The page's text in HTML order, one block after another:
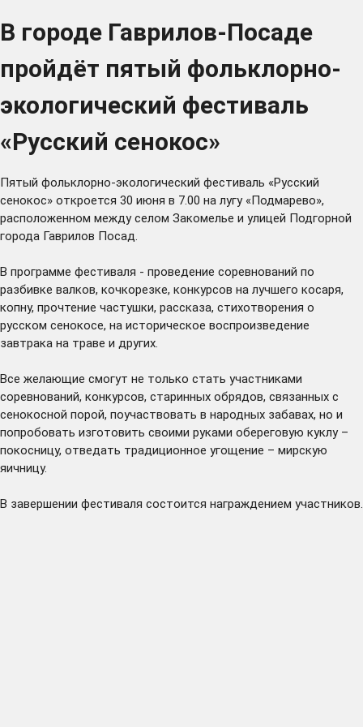
В городе Гаврилов-Посаде
пройдёт пятый фольклорно-
экологический фестиваль
«Русский сенокос»
Пятый фольклорно-экологический фестиваль «Русский
сенокос» откроется 30 июня в 7.00 на лугу «Подмарево»,
расположенном между селом Закомелье и улицей Подгорной
города Гаврилов Посад.
В программе фестиваля - проведение соревнований по
разбивке валков, кочкорезке, конкурсов на лучшего косаря,
копну, прочтение частушки, рассказа, стихотворения о
русском сенокосе, на историческое воспроизведение
завтрака на траве и других.
Все желающие смогут не только стать участниками
соревнований, конкурсов, старинных обрядов, связанных с
сенокосной порой, поучаствовать в народных забавах, но и
попробовать изготовить своими руками обереговую куклу –
покосницу, отведать традиционное угощение – мирскую
яичницу.
В завершении фестиваля состоится награждением участников.